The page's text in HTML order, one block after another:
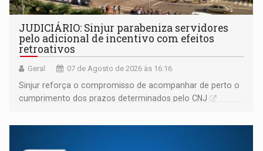
JUDICIÁRIO: Sinjur parabeniza servidores
pelo adicional de incentivo com efeitos
retroativos
Geral 07 de Agosto de 2026 às 16:16
Sinjur reforça o compromisso de acompanhar de perto o
cumprimento dos prazos determinados pelo CNJ